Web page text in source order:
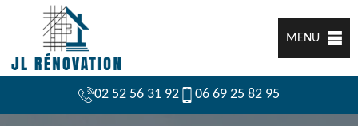
MENU
02 52 56 31 92 06 69 25 82 95